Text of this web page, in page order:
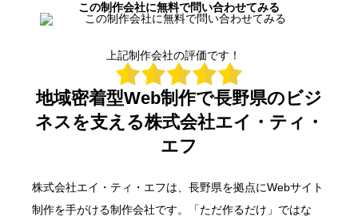
この制作会社に無料で問い合わせてみる
上記制作会社の評価です！
地域密着型Web制作で長野県のビジ
ネスを支える株式会社エイ・ティ・
エフ
株式会社エイ・ティ・エフは、長野県を拠点にWebサイト
制作を手がける制作会社です。「ただ作るだけ」ではな